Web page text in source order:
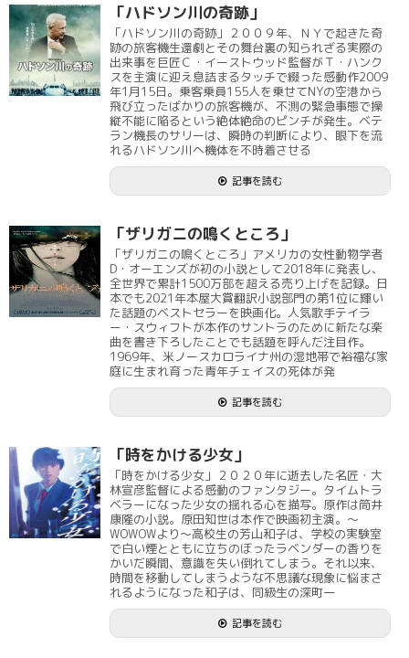
「ハドソン川の奇跡」
「ハドソン川の奇跡」２００９年、ＮＹで起きた奇
跡の旅客機生還劇とその舞台裏の知られざる実際の
出来事を巨匠Ｃ・イーストウッド監督がＴ・ハンク
スを主演に迎え息詰まるタッチで綴った感動作2009
年1月15日。乗客乗員155人を乗せてNYの空港から
飛び立ったばかりの旅客機が、不測の緊急事態で操
縦不能に陥るという絶体絶命のピンチが発生。ベテ
ラン機長のサリーは、瞬時の判断により、眼下を流
れるハドソン川へ機体を不時着させる
記事を読む
「ザリガニの鳴くところ」
「ザリガニの鳴くところ」アメリカの女性動物学者
D・オーエンズが初の小説として2018年に発表し、
全世界で累計1500万部を超える売り上げを記録。日
本でも2021年本屋大賞翻訳小説部門の第1位に輝い
た話題のベストセラーを映画化。人気歌手テイラ
ー・スウィフトが本作のサントラのために新たな楽
曲を書き下ろしたことでも話題を呼んだ注目作。
1969年、米ノースカロライナ州の湿地帯で裕福な家
庭に生まれ育った青年チェイスの死体が発
記事を読む
「時をかける少女」
「時をかける少女」２０２０年に逝去した名匠・大
林宣彦監督による感動のファンタジー。タイムトラ
ベラーになった少女の揺れる心を描写。原作は筒井
康隆の小説。原田知世は本作で映画初主演。～
WOWOWより～高校生の芳山和子は、学校の実験室
で白い煙とともに立ちのぼったラベンダーの香りを
かいだ瞬間、意識を失い倒れてしまう。それ以来、
時間を移動してしまうような不思議な現象に悩まさ
れるようになった和子は、同級生の深町一
記事を読む